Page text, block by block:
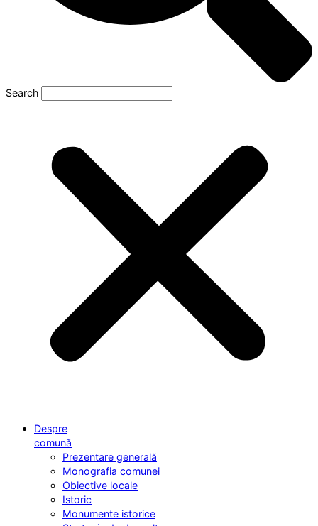
Search
Despre
comună
Prezentare generală
Monografia comunei
Obiective locale
Istoric
Monumente istorice